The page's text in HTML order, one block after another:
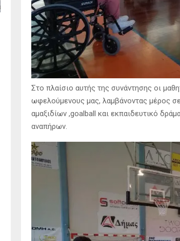
Στο πλαίσιο αυτής της συνάντησης οι
ωφελούμενους μας, λαμβάνοντας μέρος
αμαξιδίων ,goalball και εκπαιδευτικό
αναπήρων.